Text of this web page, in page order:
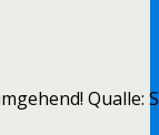
Qualle: